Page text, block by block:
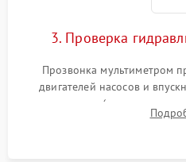
3. Проверка
Прозвонка мультиметром
двигателей насосов и
прессостата (датчика
концевика дверцы и